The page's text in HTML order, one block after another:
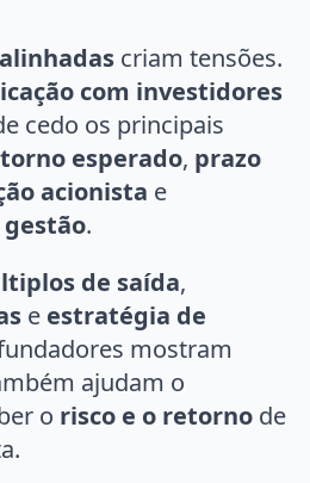
criam tensões.
com investidores
cedo os principais
esperado, prazo
acionista e
.
de saída,
e estratégia de
mostram
ajudam o
o risco e o retorno de